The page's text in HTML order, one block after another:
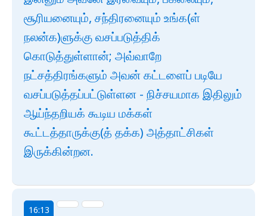
சூரியனையும், சந்திரனையும் உங்க(ள்
நலன்க)ளுக்கு வசப்படுத்திக்
கொடுத்துள்ளான்; அவ்வாறே
நட்சத்திரங்களும் அவன் கட்டளைப் படியே
வசப்படுத்தப்பட்டுள்ளன - நிச்சயமாக இதிலும்
ஆய்ந்தறியக் கூடிய மக்கள்
கூட்டத்தாருக்கு(த் தக்க) அத்தாட்சிகள்
இருக்கின்றன.
16:13